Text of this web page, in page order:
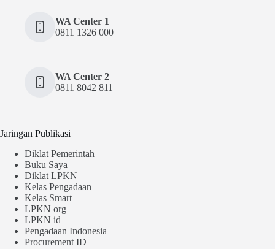
WA Center 1
0811 1326 000
WA Center 2
0811 8042 811
Jaringan Publikasi
Diklat Pemerintah
Buku Saya
Diklat LPKN
Kelas Pengadaan
Kelas Smart
LPKN org
LPKN id
Pengadaan Indonesia
Procurement ID